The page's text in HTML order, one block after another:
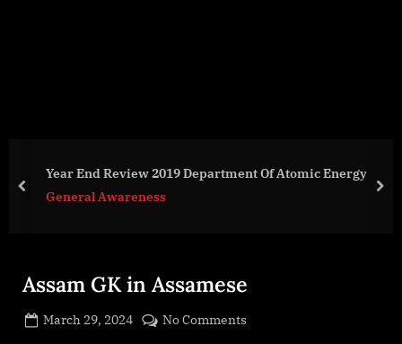
m
Year End Review 2019 Department Of Atomic Energy
General Awareness
prev
Assam GK in Assamese
Posted
March 29, 2024
No Comments